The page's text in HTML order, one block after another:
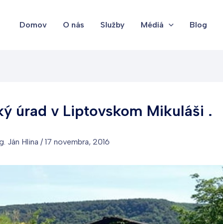
Domov O nás Služby Médiá Blog
úrad v Liptovskom Mikuláši .
Ján Hlina / 17 novembra, 2016